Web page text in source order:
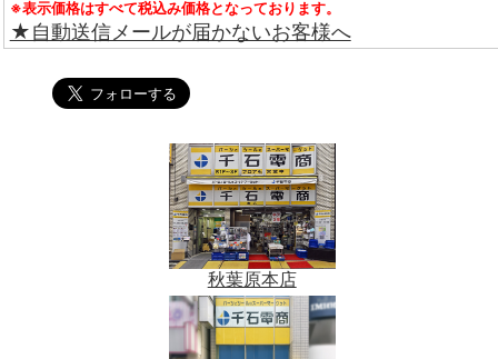
※表示価格はすべて税込み価格となっております。
★自動送信メールが届かないお客様へ
秋葉原本店